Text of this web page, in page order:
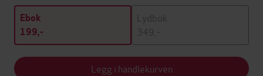
Ebok
199,-
Lydbok
349,-
Legg i handlekurven